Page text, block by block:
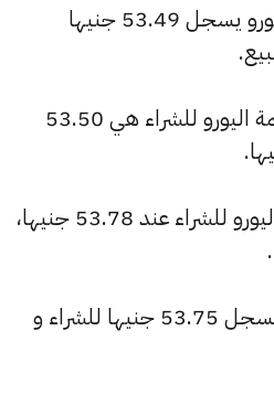
البنك الأهلي المتحد: اليورو يسجل 53.49 جنيها
بنك فيصل الإسلامي: قيمة اليورو للشراء هي 53.50
بنك HSBC: استقر سعر اليورو للشراء عند 53.78 جنيها،
بنك قطر الوطني: اليورو يسجل 53.75 جنيها للشراء و